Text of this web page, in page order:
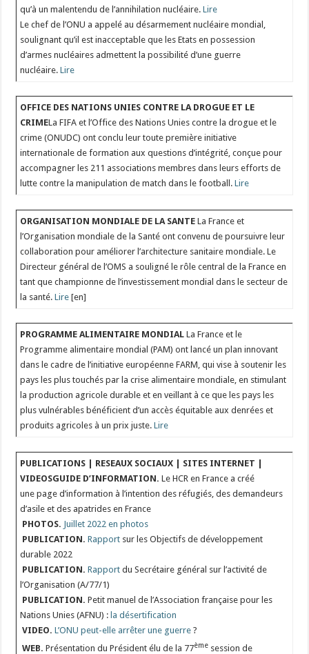
qu’à un malentendu de l’annihilation nucléaire.Lire
Le chef de l’ONU a appelé au désarmement nucléaire mondial,
soulignant qu’il est inacceptable que les Etats en possession
d’armes nucléaires admettent la possibilité d’une guerre
nucléaire.Lire
OFFICE DES NATIONS UNIES CONTRE LA DROGUE ET LE
CRIMELa FIFA et l’Office des Nations Unies contre la drogue et le
crime (ONUDC) ont conclu leur toute première initiative
internationale de formation aux questions d’intégrité, conçue pour
accompagner les 211 associations membres dans leurs efforts de
lutte contre la manipulation de match dans le football.Lire
ORGANISATION MONDIALE DE LA SANTE La France et
l’Organisation mondiale de la Santé ont convenu de poursuivre leur
collaboration pour améliorer l’architecture sanitaire mondiale. Le
Directeur général de l’OMS a souligné le rôle central de la France en
tant que championne de l’investissement mondial dans le secteur de
la santé.Lire [en]
PROGRAMME ALIMENTAIRE MONDIAL La France et le
Programme alimentaire mondial (PAM) ont lancé un plan innovant
dans le cadre de l’initiative européenne FARM, qui vise à soutenir les
pays les plus touchés par la crise alimentaire mondiale, en stimulant
la production agricole durable et en veillant à ce que les pays les
plus vulnérables bénéficient d’un accès équitable aux denrées et
produits agricoles à un prix juste.Lire
PUBLICATIONS | RESEAUX SOCIAUX | SITES INTERNET |
VIDEOSGUIDE D’INFORMATION.Le HCR en France a créé
une page d’information à l’intention des réfugiés, des demandeurs
d’asile et des apatrides en France
PHOTOS. Juillet 2022 en photos
PUBLICATION.Rapport sur les Objectifs de développement
durable 2022
PUBLICATION.Rapport du Secrétaire général sur l’activité de
l’Organisation (A/77/1)
PUBLICATION.Petit manuel de l’Association française pour les
Nations Unies (AFNU) :la désertification
VIDEO.L’ONU peut-elle arrêter une guerre ?
WEB. Présentation du Président élu de la 77ème session de